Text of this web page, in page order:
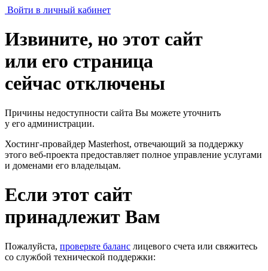
Войти в личный кабинет
Извините, но этот сайт
или его страница
сейчас отключены
Причины недоступности сайта Вы можете уточнить
у его администрации.
Хостинг-провайдер Masterhost, отвечающий за поддержку
этого веб-проекта предоставляет полное управление услугами
и доменами его владельцам.
Если этот сайт
принадлежит Вам
Пожалуйста, проверьте баланс лицевого счета или свяжитесь
со службой технической поддержки: